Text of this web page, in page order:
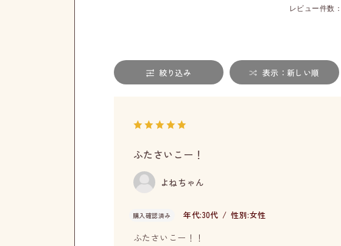
レビュー件数：
絞り込み 表示：新しい順
ふたさいこー！
よねちゃん
購入確認済み 年代:30代 性別:女性
ふたさいこー！！